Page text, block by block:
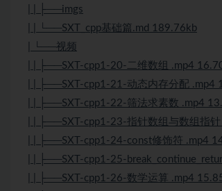
| | ├──imgs
| | └──SXT_cpp基础篇.md 189.76kb
| └──视频
| | ├──SXT-cpp1-20-二维数组 .mp4
| | ├──SXT-cpp1-21-动态内存分配 .mp4
| | ├──SXT-cpp1-22-筛法求素数 .mp4
| | ├──SXT-cpp1-23-指针数组与数组指
| | ├──SXT-cpp1-24-const修饰符 .mp4
| | ├──SXT-cpp1-25-
| | ├──SXT-cpp1-26-数学运算 .mp4